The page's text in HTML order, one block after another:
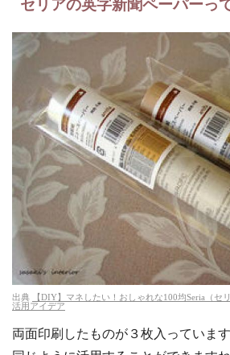
セリアの英字新聞ペーパーっ
出典
【DIY】マネしたい！おしゃれな100均Seria（セ
活用アイデア
両面印刷したものが３枚入っていま